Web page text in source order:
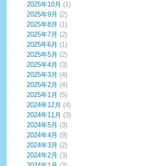
2025年10月 (1)
2025年9月 (2)
2025年8月 (1)
2025年7月 (2)
2025年6月 (1)
2025年5月 (2)
2025年4月 (3)
2025年3月 (4)
2025年2月 (4)
2025年1月 (5)
2024年12月 (4)
2024年11月 (3)
2024年5月 (3)
2024年4月 (9)
2024年3月 (2)
2024年2月 (3)